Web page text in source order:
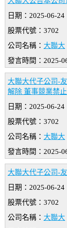
日期：2025-06-24
股票代號：3702
公司名稱： 大聯大
發言時間：2025-
大聯大代子公司-
解除 董事競業禁
日期：2025-06-24
股票代號：3702
公司名稱： 大聯大
發言時間：2025-
大聯大代子公司-
日期：2025-06-24
股票代號：3702
公司名稱： 大聯大